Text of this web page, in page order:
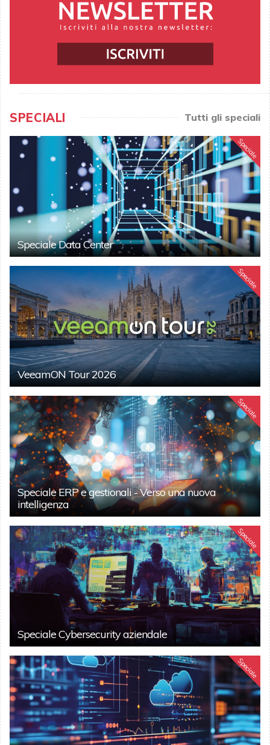
SPECIALI Tutti gli speciali
Speciale
Speciale Data Center
Speciale
VeeamON Tour 2026
Speciale
Speciale ERP e gestionali - Verso una nuova
intelligenza
Speciale
Speciale Cybersecurity aziendale
Speciale